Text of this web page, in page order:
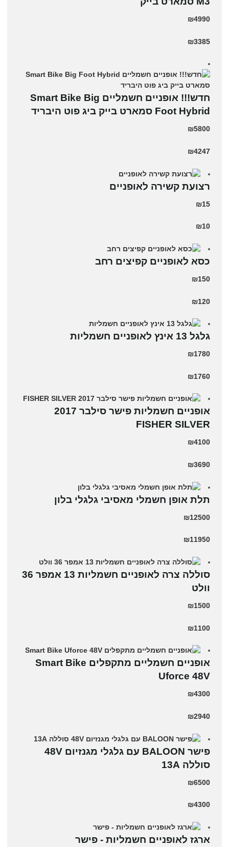
₪4990
₪3385
חדש!!! אופניים חשמליים Smart Bike Big
Foot Hybrid סמארט בייק ביג פוט היבריד
₪5800
₪4247
רצועת קשירה לאופניים
₪15
₪10
כסא לאופניים קפיצים רחב
₪150
₪120
גלגל 13 אינץ לאופניים חשמליות
₪1780
₪1760
אופניים חשמליות פישר סילבר 2017
FISHER SILVER
₪4100
₪3690
תלת אופן חשמלי מאסיבי גלגלי בלון
₪12500
₪11950
סוללה צרה לאופניים חשמליות 13 אמפר 36
וולט
₪1500
₪1100
אופניים חשמליים מתקפלים Smart Bike
Uforce 48V
₪4300
₪2940
פישר BALOON עם גלגלי מגנזיום 48V
סוללה 13A
₪6500
₪4300
ארגז לאופניים חשמליות - פישר